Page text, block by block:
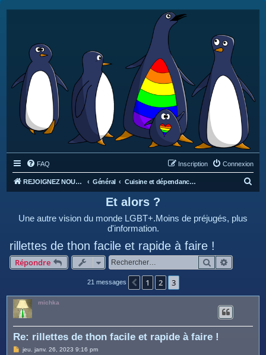
FAQ Connexion
Inscription
REJOIGNEZ NOUS SUR DISCORD : https://discord.gg/4C2Bvub Général Cuisine et dépendances
e
Et alors ?
Une autre vision du monde LGBT+.Moins de préjugés, plus
d'information.
rillettes de thon facile et rapide à faire !
Répondre Rechercher
21 messages Précédent
1 2 3
michka
Re: rillettes de thon facile et rapide à faire !
Mjeu. janv. 26, 2023 9:16 pm